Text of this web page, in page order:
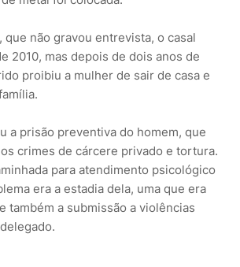
que não gravou entrevista, o casal
2010, mas depois de dois anos de
proibiu a mulher de sair de casa e
a prisão preventiva do homem, que
crimes de cárcere privado e tortura.
para atendimento psicológico
era a estadia dela, uma que era
também a submissão a violências